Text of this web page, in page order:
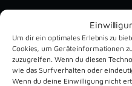
Um dir ein optimales Erlebnis zu
Cookies, um Geräteinformationen
zuzugreifen. Wenn du diesen
wie das Surfverhalten oder
Wenn du deine Einwilligung nicht
Unsere aktuellen
Verne